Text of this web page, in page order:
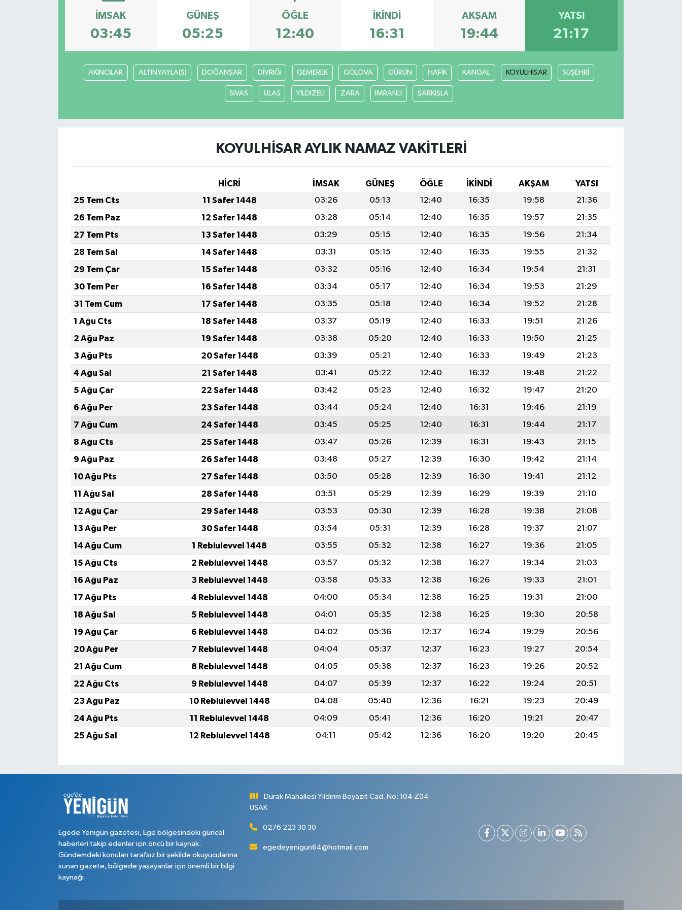
İMSAK
03:45
GÜNEŞ
05:25
ÖĞLE
12:40
İKINDI
16:31
AKŞAM
19:44
YATSI
21:17
AKINCILAR ALTINYAYLA(S) DOĞANŞAR DİVRİĞİ GEMEREK GÖLOVA GÜRÜN HAFİK KANGAL KOYULHİSAR SUŞEHRİ
SİVAS ULAŞ YILDIZELİ ZARA İMRANLI ŞARKIŞLA
KOYULHİSAR AYLIK NAMAZ VAKITLERI
HİCRİ İMSAK GÜNEŞ ÖĞLE İKINDI AKŞAM
YATSI
25 Tem Cts
11 Safer 1448 03:26 05:13 12:40 16:35 19:58
21:36
26 Tem Paz
12 Safer 1448 03:28 05:14 12:40 16:35 19:57
21:35
27 Tem Pts
13 Safer 1448 03:29 05:15 12:40 16:35 19:56
21:34
28 Tem Sal
14 Safer 1448 03:31 05:15 12:40 16:35 19:55
21:32
29 Tem Çar
15 Safer 1448 03:32 05:16 12:40 16:34 19:54
21:31
30 Tem Per
16 Safer 1448 03:34 05:17 12:40 16:34 19:53
21:29
31 Tem Cum
17 Safer 1448 03:35 05:18 12:40 16:34 19:52
21:28
1 Ağu Cts
18 Safer 1448 03:37 05:19 12:40 16:33 19:51
21:26
2 Ağu Paz
19 Safer 1448 03:38 05:20 12:40 16:33 19:50
21:25
3 Ağu Pts
20 Safer 1448 03:39 05:21 12:40 16:33 19:49
21:23
4 Ağu Sal
21 Safer 1448 03:41 05:22 12:40 16:32 19:48
21:22
5 Ağu Çar
22 Safer 1448 03:42 05:23 12:40 16:32 19:47
21:20
6 Ağu Per
23 Safer 1448 03:44 05:24 12:40 16:31 19:46
21:19
7 Ağu Cum
24 Safer 1448 03:45 05:25 12:40 16:31 19:44
21:17
8 Ağu Cts
25 Safer 1448 03:47 05:26 12:39 16:31 19:43
21:15
9 Ağu Paz
26 Safer 1448 03:48 05:27 12:39 16:30 19:42
21:14
10 Ağu Pts
27 Safer 1448 03:50 05:28 12:39 16:30 19:41
21:12
11 Ağu Sal
28 Safer 1448 03:51 05:29 12:39 16:29 19:39
21:10
12 Ağu Çar
29 Safer 1448 03:53 05:30 12:39 16:28 19:38
21:08
13 Ağu Per
30 Safer 1448 03:54 05:31 12:39 16:28 19:37
21:07
14 Ağu Cum
1 Rebiulevvel 1448 03:55 05:32 12:38 16:27 19:36
21:05
15 Ağu Cts
2 Rebiulevvel 1448 03:57 05:32 12:38 16:27 19:34
21:03
16 Ağu Paz
3 Rebiulevvel 1448 03:58 05:33 12:38 16:26 19:33
21:01
17 Ağu Pts
4 Rebiulevvel 1448 04:00 05:34 12:38 16:25 19:31
21:00
18 Ağu Sal
5 Rebiulevvel 1448 04:01 05:35 12:38 16:25 19:30
20:58
19 Ağu Çar
6 Rebiulevvel 1448 04:02 05:36 12:37 16:24 19:29
20:56
20 Ağu Per
7 Rebiulevvel 1448 04:04 05:37 12:37 16:23 19:27
20:54
21 Ağu Cum
8 Rebiulevvel 1448 04:05 05:38 12:37 16:23 19:26
20:52
22 Ağu Cts
9 Rebiulevvel 1448 04:07 05:39 12:37 16:22 19:24
20:51
23 Ağu Paz
10 Rebiulevvel 1448 04:08 05:40 12:36 16:21 19:23
20:49
24 Ağu Pts
11 Rebiulevvel 1448 04:09 05:41 12:36 16:20 19:21
20:47
25 Ağu Sal
12 Rebiulevvel 1448 04:11 05:42 12:36 16:20 19:20 20:45
Egede Yenigün gazetesi, Ege bölgesindeki güncel
haberleri takip edenler için öncü bir kaynak.
Gündemdeki konuları tarafsız bir şekilde okuyucularına
sunan gazete, bölgede yaşayanlar için önemli bir bilgi
kaynağı.
Durak Mahallesi Yıldırım Beyazıt Cad. No: 104 Z04
UŞAK
0276 223 30 30
egedeyenigun64@hotmail.com